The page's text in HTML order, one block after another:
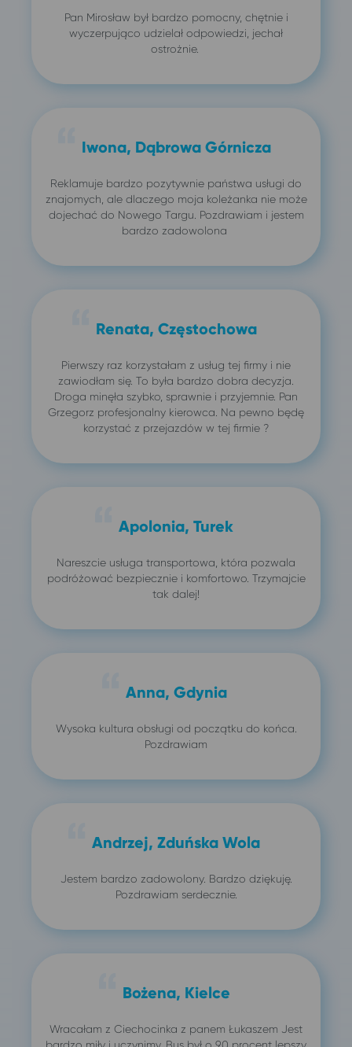
Pan Mirosław był bardzo pomocny, chętnie i
wyczerpująco udzielał odpowiedzi, jechał
ostrożnie.
Iwona, Dąbrowa Górnicza
Reklamuje bardzo pozytywnie państwa usługi do
znajomych, ale dlaczego moja koleżanka nie może
dojechać do Nowego Targu. Pozdrawiam i jestem
bardzo zadowolona
Renata, Częstochowa
Pierwszy raz korzystałam z usług tej firmy i nie
zawiodłam się. To była bardzo dobra decyzja.
Droga minęła szybko, sprawnie i przyjemnie. Pan
Grzegorz profesjonalny kierowca. Na pewno będę
korzystać z przejazdów w tej firmie ?
Apolonia, Turek
Nareszcie usługa transportowa, która pozwala
podróżować bezpiecznie i komfortowo. Trzymajcie
tak dalej!
Anna, Gdynia
Wysoka kultura obsługi od początku do końca.
Pozdrawiam
Andrzej, Zduńska Wola
Jestem bardzo zadowolony. Bardzo dziękuję.
Pozdrawiam serdecznie.
Bożena, Kielce
Wracałam z Ciechocinka z panem Łukaszem Jest
bardzo miły i uczynimy. Bus był o 90 procent lepszy